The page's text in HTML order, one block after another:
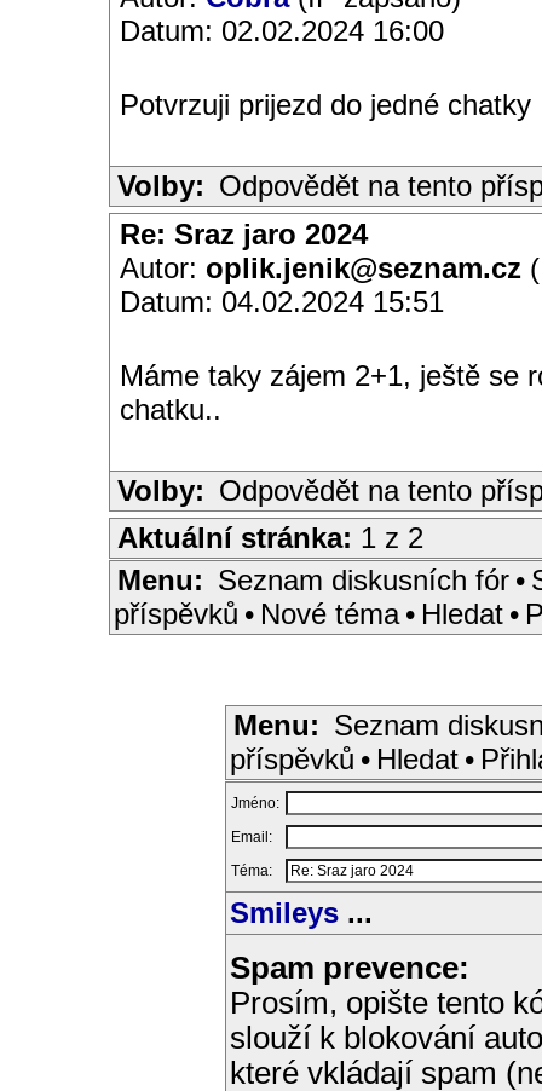
Datum: 02.02.2024 16:00
Potvrzuji prijezd do jedné chatky
Volby: Odpovědět na tento
Re: Sraz jaro 2024
Autor: oplik.jenik@seznam.cz
Datum: 04.02.2024 15:51
Máme taky zájem 2+1, ještě se
chatku..
Volby: Odpovědět na tento
Aktuální stránka: 1 z 2
Menu: Seznam diskusních fór •
příspěvků • Nové téma • Hledat •
Menu: Seznam
příspěvků • Hledat •
Jméno:
Email:
Téma:
Smileys ...
Spam prevence:
Prosím, opište tento
slouží k blokování
které vkládají spam